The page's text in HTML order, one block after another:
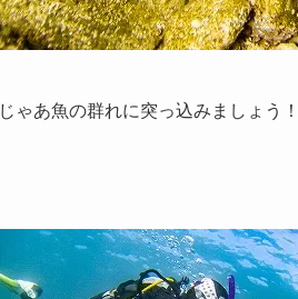
じゃあ魚の群れに突っ込みましょう！